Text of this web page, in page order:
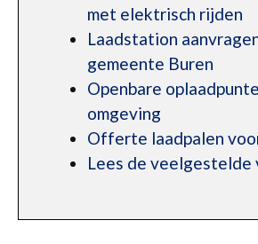
met elektrisch rijden
Laadstation
gemeente Buren
Openbare
omgeving
Offerte laadpalen
Lees de veelgestelde